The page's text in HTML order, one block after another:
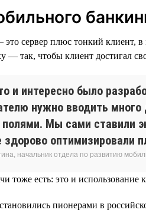
сервер плюс тонкий клиент,
— так, чтобы клиент достигал
и интересно было
нужно вводить
полями. Мы сами ставили
здорово оптимизировали
начальник отдела по развитию
тоже есть: это и
пионерами в